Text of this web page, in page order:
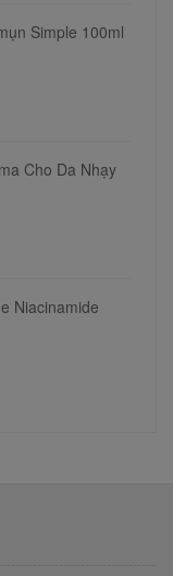
Simple 100ml
Cho Da Nhạy
Niacinamide